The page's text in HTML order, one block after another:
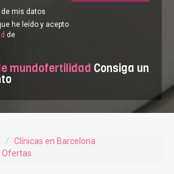
mis datos
he leído y acepto
de
mundofertilidad Consiga un
Clínicas en Barcelona
Ofertas